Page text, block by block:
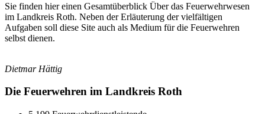
Sie finden hier einen Gesamtüberblick Über das Feuerwehrwesen
im Landkreis Roth. Neben der Erläuterung der vielfältigen
Aufgaben soll diese Site auch als Medium für die Feuerwehren
selbst dienen.
Dietmar Hättig
Die Feuerwehren im Landkreis Roth